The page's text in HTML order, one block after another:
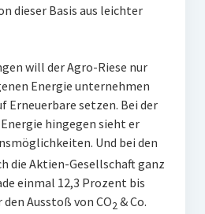
dieser Basis aus leichter
will der Agro-Riese nur
Energie unternehmen
Erneuerbare setzen. Bei der
hingegen sieht er
Und bei den
die Aktien-Gesellschaft ganz
einmal 12,3 Prozent bis
Ausstoß von CO2& Co.